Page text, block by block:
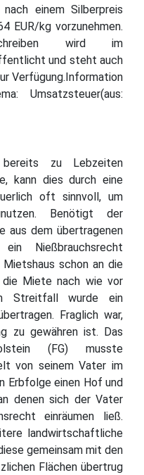
einem Silberpreis
EUR/kg vorzunehmen.
wird im
und steht auch
Verfügung.Information
Umsatzsteuer(aus:
bereits zu Lebzeiten
kann dies durch eine
oft sinnvoll, um
Benötigt der
aus dem übertragenen
Nießbrauchsrecht
schon an die
die Miete nach wie vor
Streitfall wurde ein
Fraglich war,
zu gewähren ist. Das
(FG) musste
von seinem Vater im
Erbfolge einen Hof und
denen sich der Vater
einräumen ließ.
landwirtschaftliche
gemeinsam mit den
Flächen übertrug